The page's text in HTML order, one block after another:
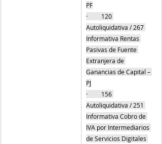
PF
·         120
Autoliquidativa / 267
Informativa Rentas
Pasivas de Fuente
Extranjera de
Ganancias de Capital –
PJ
·         156
Autoliquidativa / 251
Informativa Cobro de
IVA por Intermediarios
de Servicios Digitales